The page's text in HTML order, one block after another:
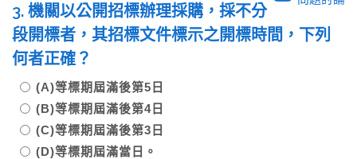
3. 機關以公開招標辦理採購，採不分
段開標者，其招標文件標示之開標時間，下列
何者正確？
(A)等標期屆滿後第5日
(B)等標期屆滿後第4日
(C)等標期屆滿後第3日
(D)等標期屆滿當日。